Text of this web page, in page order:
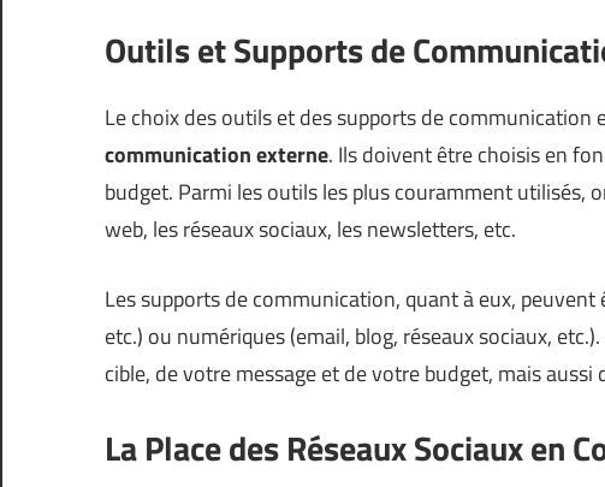
Outils et Supports de
Le choix des outils et des supports de communication
communication externe. Ils doivent être choisis en
budget. Parmi les outils les plus couramment utilisés,
web, les réseaux sociaux, les newsletters, etc.
Les supports de communication, quant à eux,
etc.) ou numériques (email, blog, réseaux sociaux,
cible, de votre message et de votre budget, mais aussi
La Place des Réseaux Sociaux en